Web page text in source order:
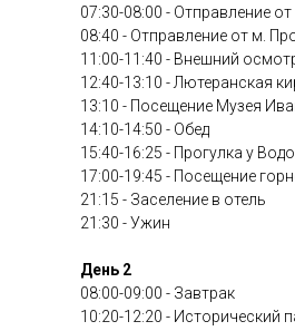
07:30-08:00 - Отправление
08:40 - Отправление от м.
11:00-11:40 - Внешний
12:40-13:10 - Лютеранская
13:10 - Посещение Музея
14:10-14:50 - Обед
15:40-16:25 - Прогулка у
17:00-19:45 - Посещение
21:15 - Заселение в отель
21:30 - Ужин
День 2
08:00-09:00 - Завтрак
10:20-12:20 - Исторический